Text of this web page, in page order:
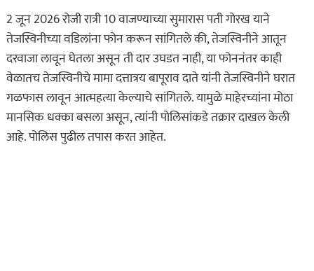
2 जून 2026 रोजी रात्री 10 वाजण्याच्या सुमारास पती गोरख याने
तेजस्विनीच्या वडिलांना फोन करून सांगितले की, तेजस्विनीने आतून
दरवाजा लावून घेतला असून ती दार उघडत नाही, या फोननंतर काही
वेळातच तेजस्विनीचे मामा दत्तात्रय बापूराव दाते यांनी तेजस्विनीने घरात
गळफास लावून आत्महत्या केल्याचे सांगितले. यामुळे माहेरच्यांना मोठा
मानसिक धक्का बसला असून, त्यांनी पोलिसांकडे तक्रार दाखल केली
आहे. पोलिस पुढील तपास करत आहेत.